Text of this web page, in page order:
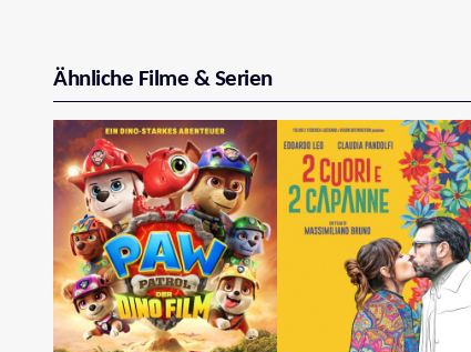
Ähnliche Filme & Serien